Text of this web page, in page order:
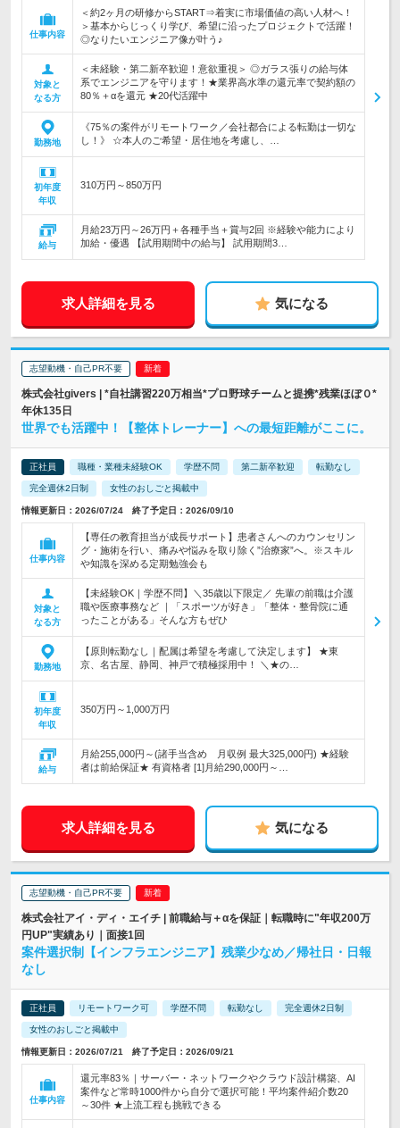
仕事内容
＜約2ヶ月の研修からSTART⇒着実に市場価値の高い人材へ！
＞基本からじっくり学び、希望に沿ったプロジェクトで活躍！
◎なりたいエンジニア像が叶う♪
対象と
なる方
＜未経験・第二新卒歓迎！意欲重視＞ ◎ガラス張りの給与体
系でエンジニアを守ります！★業界高水準の還元率で契約額の
80％＋αを還元 ★20代活躍中
勤務地
《75％の案件がリモートワーク／会社都合による転勤は一切な
し！》 ☆本人のご希望・居住地を考慮し、…
初年度
年収
310万円～850万円
給与
月給23万円～26万円＋各種手当＋賞与2回 ※経験や能力により
加給・優遇 【試用期間中の給与】 試用期間3…
求人詳細を見る 気になる
志望動機・自己PR不要
株式会社givers | *自社講習220万相当*プロ野球チームと提携*残業ほぼ０*
年休135日
世界でも活躍中！【整体トレーナー】への最短距離がここに。
正社員 職種・業種未経験OK 学歴不問 第二新卒歓迎 転勤なし
完全週休2日制 女性のおしごと掲載中
情報更新日：2026/07/24 終了予定日：2026/09/10
仕事内容
【専任の教育担当が成長サポート】患者さんへのカウンセリン
グ・施術を行い、痛みや悩みを取り除く”治療家”へ。※スキル
や知識を深める定期勉強会も
対象と
なる方
【未経験OK｜学歴不問】＼35歳以下限定／ 先輩の前職は介護
職や医療事務など ｜「スポーツが好き」「整体・整骨院に通
ったことがある」そんな方もぜひ
勤務地
【原則転勤なし｜配属は希望を考慮して決定します】 ★東
京、名古屋、静岡、神戸で積極採用中！ ＼★の…
初年度
年収
350万円～1,000万円
給与
月給255,000円～(諸手当含め 月収例 最大325,000円) ★経験
者は前給保証★ 有資格者 [1]月給290,000円～…
求人詳細を見る 気になる
志望動機・自己PR不要
株式会社アイ・ディ・エイチ | 前職給与＋αを保証｜転職時に"年収200万
円UP"実績あり｜面接1回
案件選択制【インフラエンジニア】残業少なめ／帰社日・日報
なし
正社員 リモートワーク可 学歴不問 転勤なし 完全週休2日制
女性のおしごと掲載中
情報更新日：2026/07/21 終了予定日：2026/09/21
仕事内容
還元率83％｜サーバー・ネットワークやクラウド設計構築、AI
案件など常時1000件から自分で選択可能！平均案件紹介数20
～30件 ★上流工程も挑戦できる